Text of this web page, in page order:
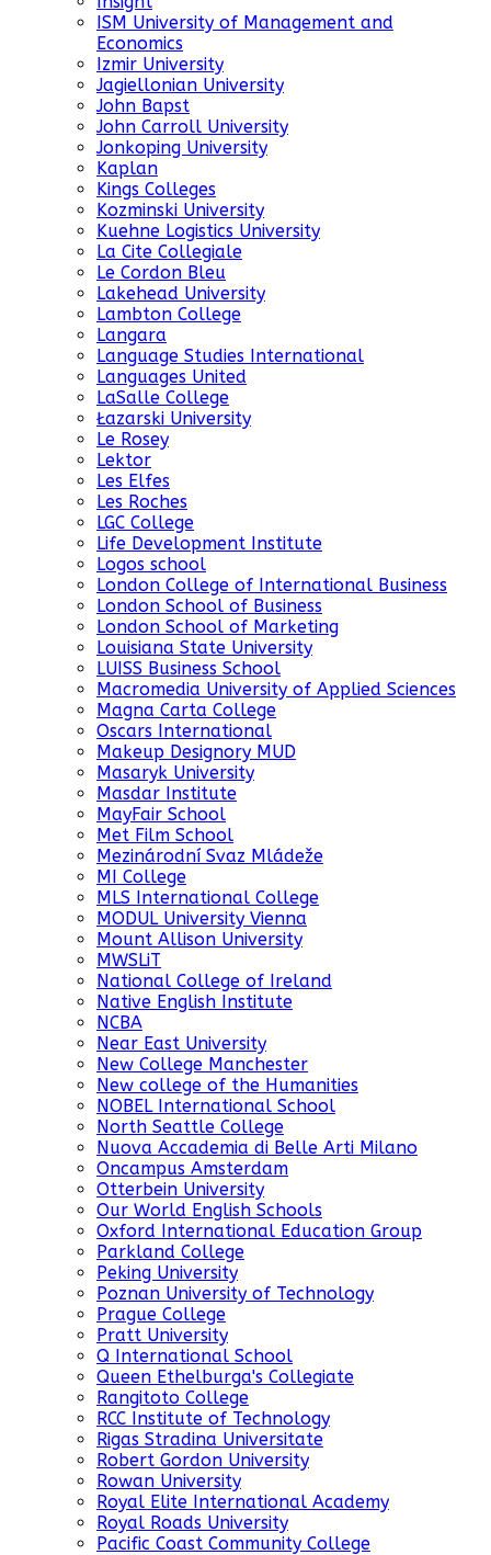
ISM University of Management and
Economics
Izmir University
Jagiellonian University
John Bapst
John Carroll University
Jonkoping University
Kaplan
Kings Colleges
Kozminski University
Kuehne Logistics University
La Cite Collegiale
Le Cordon Bleu
Lakehead University
Lambton College
Langara
Language Studies International
Languages United
LaSalle College
Łazarski University
Le Rosey
Lektor
Les Elfes
Les Roches
LGC College
Life Development Institute
Logos school
London College of International Business
London School of Business
London School of Marketing
Louisiana State University
LUISS Business School
Macromedia University of Applied Sciences
Magna Carta College
Oscars International
Makeup Designory MUD
Masaryk University
Masdar Institute
MayFair School
Met Film School
Mezinárodní Svaz Mládeže
MI College
MLS International College
MODUL University Vienna
Mount Allison University
MWSLiT
National College of Ireland
Native English Institute
NCBA
Near East University
New College Manchester
New college of the Humanities
NOBEL International School
North Seattle College
Nuova Accademia di Belle Arti Milano
Oncampus Amsterdam
Otterbein University
Our World English Schools
Oxford International Education Group
Parkland College
Peking University
Poznan University of Technology
Prague College
Pratt University
Q International School
Queen Ethelburga's Collegiate
Rangitoto College
RCC Institute of Technology
Rigas Stradina Universitate
Robert Gordon University
Rowan University
Royal Elite International Academy
Royal Roads University
Pacific Coast Community College